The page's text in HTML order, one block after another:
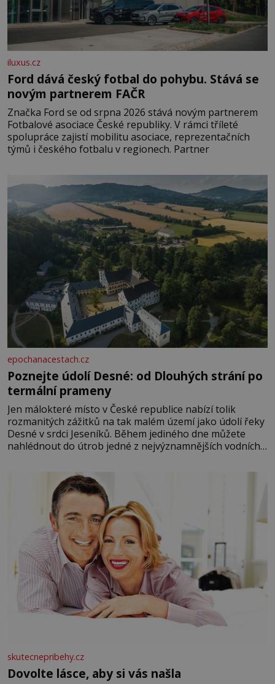
iluxus.cz
Ford dává český fotbal do pohybu. Stává se
novým partnerem FAČR
Značka Ford se od srpna 2026 stává novým partnerem
Fotbalové asociace České republiky. V rámci tříleté
spolupráce zajistí mobilitu asociace, reprezentačních
týmů i českého fotbalu v regionech. Partner
epochanacestach.cz
Poznejte údolí Desné: od Dlouhých strání po
termální prameny
Jen málokteré místo v České republice nabízí tolik
rozmanitých zážitků na tak malém území jako údolí řeky
Desné v srdci Jeseníků. Během jediného dne můžete
nahlédnout do útrob jedné z nejvýznamnějších vodních
se na koloběžce a den zakončit poznáváním památek ve
Velkých Losinách nebo v termálním
skutecnepribehy.cz
Dovolte lásce, aby si vás našla